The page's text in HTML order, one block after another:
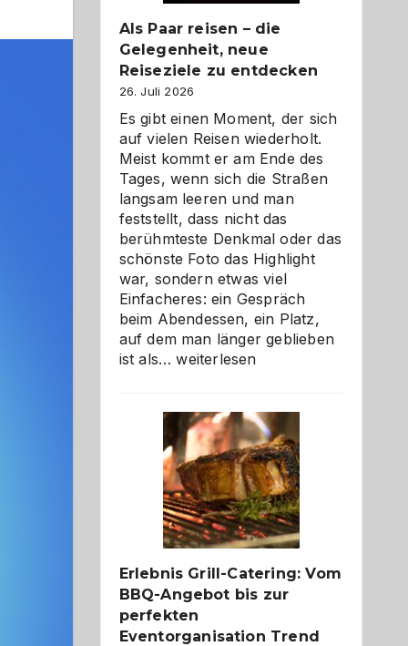
Als Paar reisen – die
Gelegenheit, neue
Reiseziele zu entdecken
26. Juli 2026
Es gibt einen Moment, der sich
auf vielen Reisen wiederholt.
Meist kommt er am Ende des
Tages, wenn sich die Straßen
langsam leeren und man
feststellt, dass nicht das
berühmteste Denkmal oder das
schönste Foto das Highlight
war, sondern etwas viel
Einfacheres: ein Gespräch
beim Abendessen, ein Platz,
auf dem man länger geblieben
ist als…Als
die
Gelegenheit,
neue
Reiseziele
zu
entdecken
weiterlesen
Erlebnis Grill-Catering: Vom
BBQ-Angebot bis zur
perfekten
Eventorganisation Trend